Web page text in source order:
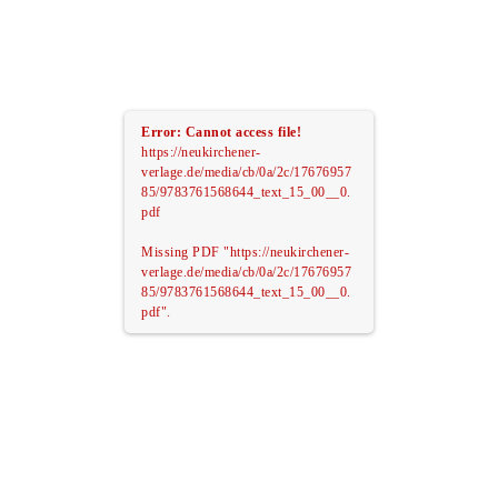
Error: Cannot access file!
https://neukirchener-
verlage.de/media/cb/0a/2c/17676957
85/9783761568644_text_15_00__0.
pdf
Missing PDF "https://neukirchener-
verlage.de/media/cb/0a/2c/17676957
85/9783761568644_text_15_00__0.
pdf".